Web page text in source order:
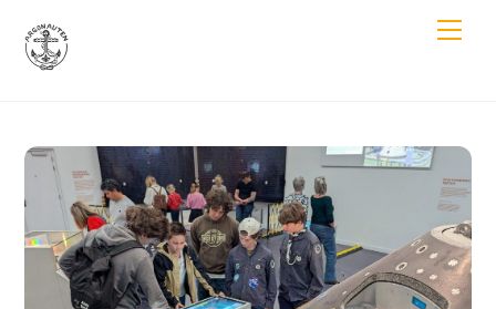
content